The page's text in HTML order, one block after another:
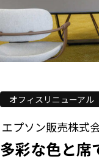
オフィスリニューアル
エプソン販売株式
多彩な色と席